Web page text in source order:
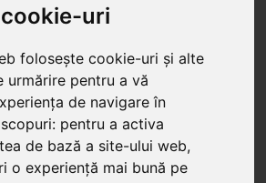
uri
folosește cookie-uri și alte
urmărire pentru a vă
de navigare în
pentru a activa
de bază a site-ului web,
o experiență mai bună pe